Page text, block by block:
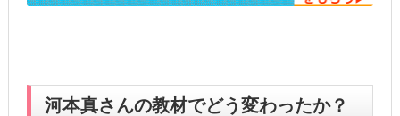
河本真さんの教材でどう変わったか？